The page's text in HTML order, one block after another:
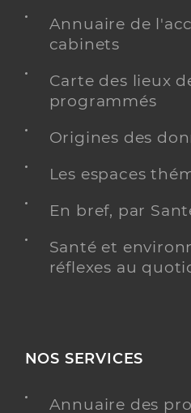
Annuaire de
cabinets
Carte des lieux
programmés
Origines des
Les espaces
En bref, par
Santé et
réflexes au
NOS SERVICES
Annuaire des